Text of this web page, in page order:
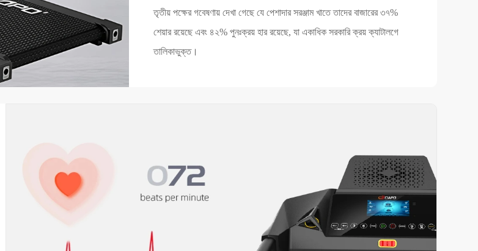
তৃতীয় পক্ষের গবেষণায় দেখা গেছে যে পেশাদার সরঞ্জাম খাতে তাদের বাজারের ৩৭%
শেয়ার রয়েছে এবং ৪২% পুনঃক্রয় হার রয়েছে, যা একাধিক সরকারি ক্রয় ক্যাটালগে
তালিকাভুক্ত।